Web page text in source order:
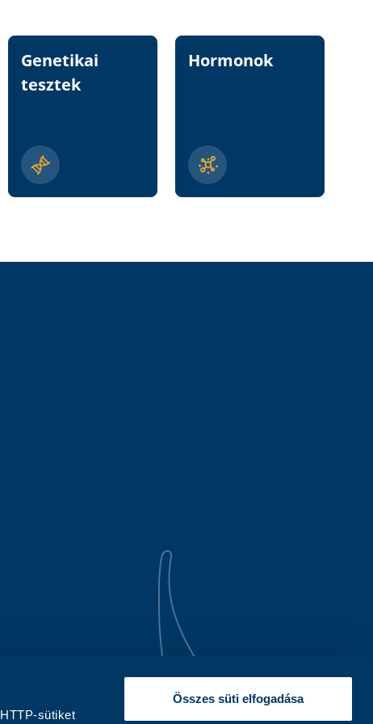
sütiket
Összes süti elfogadása
Genetikai
tesztek
Hormonok